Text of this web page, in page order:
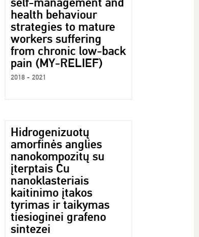
health behaviour
strategies to mature
workers suffering
from chronic low-back
pain (MY-RELIEF)
2018 - 2021
Hidrogenizuotų
amorfinės anglies
nanokompozitų su
įterptais Cu
nanoklasteriais
kaitinimo įtakos
tyrimas ir taikymas
tiesioginei grafeno
sintezei